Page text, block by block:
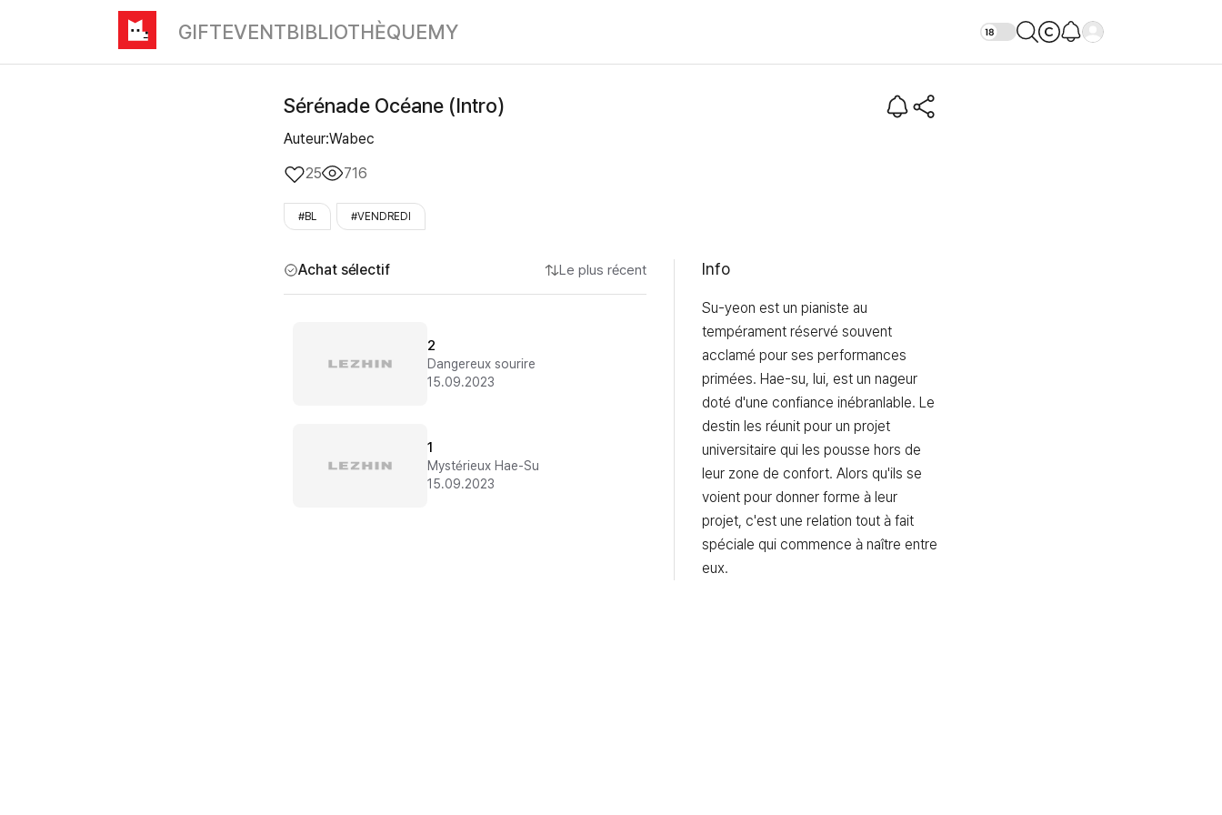
GIFTEVENTBIBLIOTHÈQUEMY
Sérénade Océane (Intro)
Auteur:Wabec
25
716
#BL #VENDREDI
Achat sélectif Le plus récent
2
Dangereux sourire
15.09.2023
1
Mystérieux Hae-Su
15.09.2023
Info
Su-yeon est un pianiste au
tempérament réservé souvent
acclamé pour ses performances
primées. Hae-su, lui, est un nageur
doté d'une confiance inébranlable. Le
destin les réunit pour un projet
universitaire qui les pousse hors de
leur zone de confort. Alors qu'ils se
voient pour donner forme à leur
projet, c'est une relation tout à fait
spéciale qui commence à naître entre
eux.